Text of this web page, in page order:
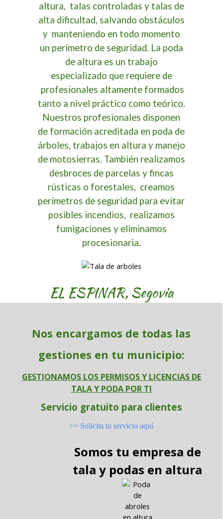
altura, talas controladas y talas de
alta dificultad, salvando obstáculos
y manteniendo en todo momento
un perímetro de seguridad. La poda
de altura es un trabajo
especializado que requiere de
profesionales altamente formados
tanto a nivel práctico como teórico.
Nuestros profesionales disponen
de formación acreditada en poda de
árboles, trabajos en altura y manejo
de motosierras. También realizamos
desbroces de parcelas y fincas
rústicas o forestales, creamos
perímetros de seguridad para evitar
posibles incendios, realizamos
fumigaciones y eliminamos
procesionaria.
EL ESPINAR, Segovia
Nos encargamos de todas las
gestiones en tu municipio:
GESTIONAMOS LOS PERMISOS Y LICENCIAS DE
TALA Y PODA POR TI
Servicio gratuito para clientes
>> Solicita tu servicio aquí
Somos tu empresa de
tala y podas en altura